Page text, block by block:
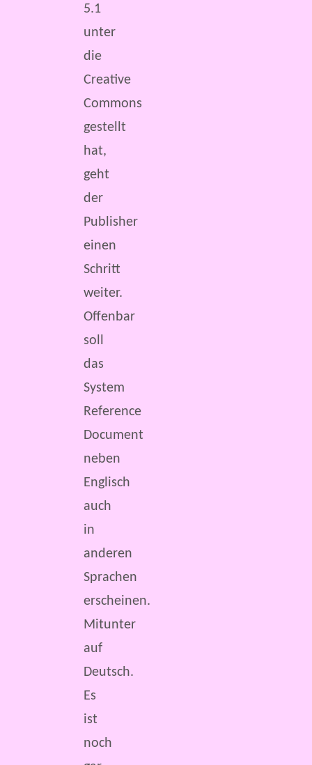
5.1
unter
die
Creative
Commons
gestellt
hat,
geht
der
Publisher
einen
Schritt
weiter.
Offenbar
soll
das
System
Reference
Document
neben
Englisch
auch
in
anderen
Sprachen
erscheinen.
Mitunter
auf
Deutsch.
Es
ist
noch